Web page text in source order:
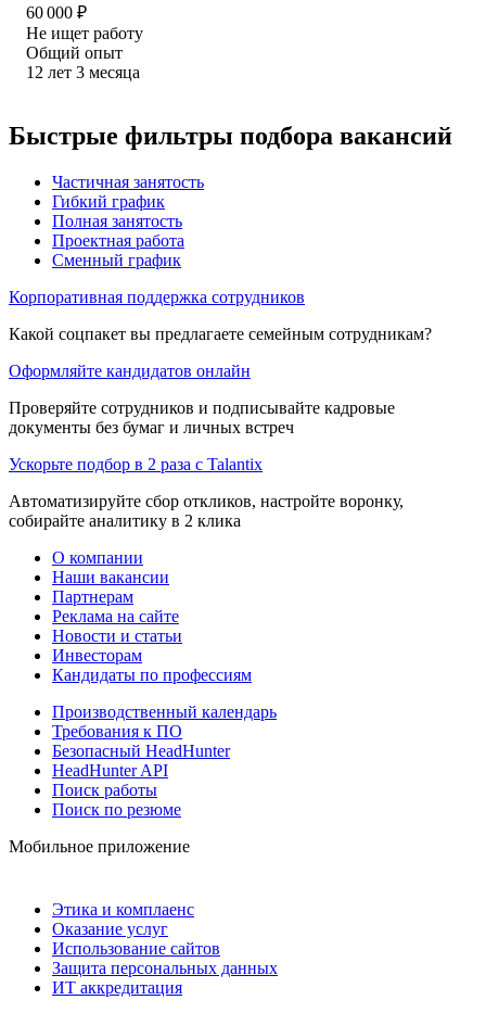
60 000 ₽
Не ищет работу
Общий опыт
12 лет 3 месяца
Быстрые фильтры подбора вакансий
Частичная занятость
Гибкий график
Полная занятость
Проектная работа
Сменный график
Корпоративная поддержка сотрудников
Какой соцпакет вы предлагаете семейным сотрудникам?
Оформляйте кандидатов онлайн
Проверяйте сотрудников и подписывайте кадровые
документы без бумаг и личных встреч
Ускорьте подбор в 2 раза с Talantix
Автоматизируйте сбор откликов, настройте воронку,
собирайте аналитику в 2 клика
О компании
Наши вакансии
Партнерам
Реклама на сайте
Новости и статьи
Инвесторам
Кандидаты по профессиям
Производственный календарь
Требования к ПО
Безопасный HeadHunter
HeadHunter API
Поиск работы
Поиск по резюме
Мобильное приложение
Этика и комплаенс
Оказание услуг
Использование сайтов
Защита персональных данных
ИТ аккредитация